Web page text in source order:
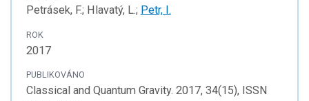
Petrásek, F.; Hlavatý, L.; Petr, I.
ROK
2017
PUBLIKOVÁNO
Classical and Quantum Gravity. 2017, 34(15), ISSN